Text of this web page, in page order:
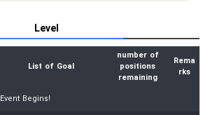
Level
List of Goal
number of
positions
remaining
Rema
rks
Event Begins!